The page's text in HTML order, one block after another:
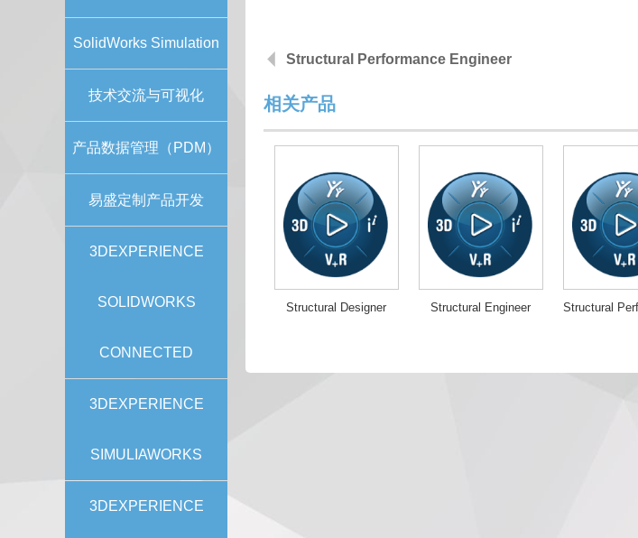
SolidWorks Simulation
技术交流与可视化
产品数据管理（PDM）
易盛定制产品开发
3DEXPERIENCE
SOLIDWORKS
CONNECTED
3DEXPERIENCE
SIMULIAWORKS
3DEXPERIENCE
Structural Performance Engineer
相关产品
Structural Designer Structural Engineer